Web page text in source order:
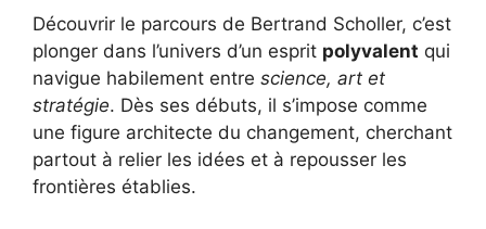
Découvrir le parcours de Bertrand Scholler, c’est
plonger dans l’univers d’un esprit polyvalent qui
navigue habilement entre science, art et
stratégie. Dès ses débuts, il s’impose comme
une figure architecte du changement, cherchant
partout à relier les idées et à repousser les
frontières établies.